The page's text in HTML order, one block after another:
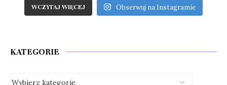
WCZYTAJ WIĘCEJ Obserwuj na Instagramie
KATEGORIE